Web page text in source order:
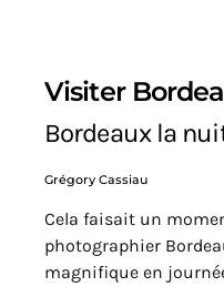
Visiter
Bordeaux la
Grégory Cassiau
Cela faisait un
photographier
magnifique en